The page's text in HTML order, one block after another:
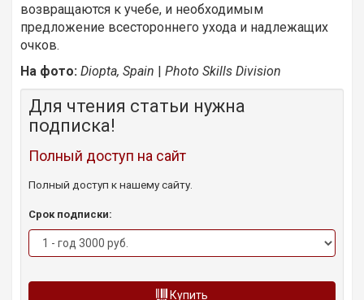
возвращаются к учебе, и необходимым
предложение всестороннего ухода и надлежащих
очков.
На фото: Diopta, Spain | Photo Skills Division
Для чтения статьи нужна
подписка!
Полный доступ на сайт
Полный доступ к нашему сайту.
Срок подписки:
Купить